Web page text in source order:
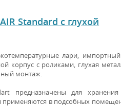
Standard с глухой
лари,
корпус с роликами, глухая
монтаж.
предназначены для
применяются в подсобных